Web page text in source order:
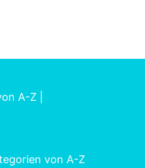
A-Z
von A-Z